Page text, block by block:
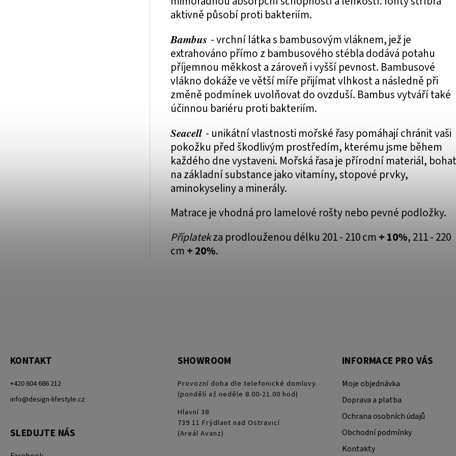
aktivně působí proti bakteriím.
Bambus - vrchní látka s bambusovým vláknem, jež je
extrahováno přímo z bambusového stébla dodává potahu
příjemnou měkkost a zároveň i vyšší pevnost. Bambusové
vlákno dokáže ve větší míře přijímat vlhkost a následně při
změně podmínek uvolňovat do ovzduší. Bambus vytváří také
účinnou bariéru proti bakteriím.
Seacell - unikátní vlastnosti mořské řasy pomáhají chránit vaši
pokožku před škodlivým prostředím, kterému jsme během
každého dne vystaveni. Mořská řasa je přírodní materiál,
na základní substance jako vitamíny, stopové prvky,
aminokyseliny a minerály.
Matrace je vhodná pro lamelové rošty nebo pevné podložky.
Příplatekza prodlouženou délku 201 - 210 cm + 10%, 211 - 220
cm + 20%.
KONTAKT
+420 604 686 212
info@design-lifestyle.cz
SLEDUJTE NÁS
SHOWROOM
Provozní doba dle telefonické domluvy.
(pondělí až neděle 8.00-21.00 hod)
Hlavní 38
739 11 Frýdlant nad Ostravicí
(Areál Avanz)
INFORMACE PRO VÁS
Moje objednávka
Doprava a platba
Ochrana osobních údajů
Obchodní podmínky
Kontakty